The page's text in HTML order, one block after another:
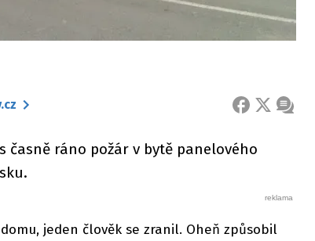
FACEBOOK
X
ráno požár v bytě panelového
jeden člověk se zranil. Oheň způsobil